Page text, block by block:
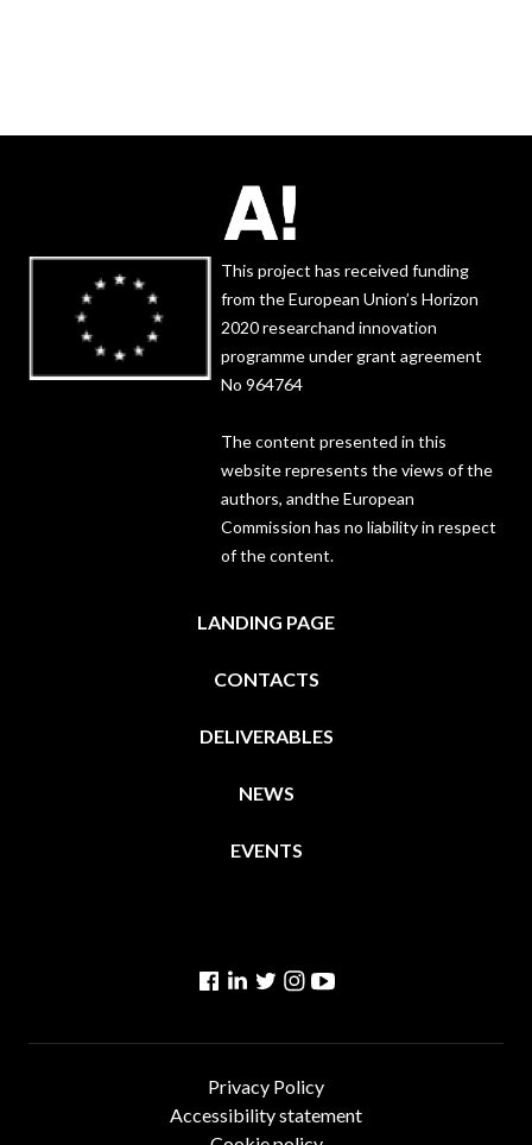
This project has received funding
from the European Union’s Horizon
2020 researchand innovation
programme under grant agreement
No 964764
The content presented in this
website represents the views of the
authors, andthe European
Commission has no liability in respect
of the content.
LANDING PAGE
CONTACTS
DELIVERABLES
NEWS
EVENTS
Facebook
Linkedin
TwitterInstagram
Privacy Policy
Accessibility statement